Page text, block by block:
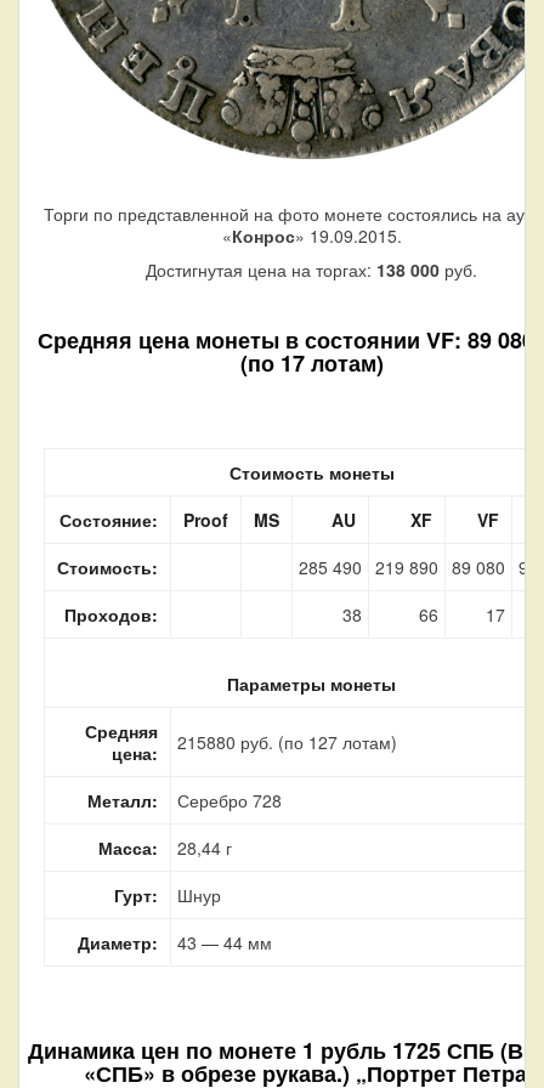
Торги по представленной на фото монете состоялись на
«Конрос» 19.09.2015.
Достигнутая цена на торгах: 138 000 руб.
Средняя цена монеты в состоянии VF: 89 080
(по 17 лотам)
Стоимость монеты
Состояние:
Proof MS AU XF
VF
Стоимость:
285 490 219 890 89 080 90
Проходов:
38 66 17
Параметры монеты
Средняя
цена:
215880 руб. (по 127 лотам)
Металл:
Серебро 728
Масса:
28,44 г
Гурт:
Шнур
Диаметр:
43 — 44 мм
Динамика цен по монете 1 рубль 1725 СПБ (В
«СПБ» в обрезе рукава.) „Портрет Петра I